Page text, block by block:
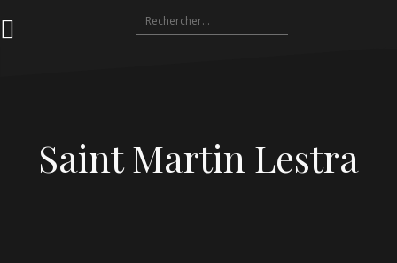
au
Rechercher :
Saint Martin Lestra